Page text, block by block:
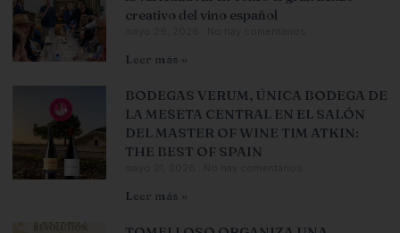
creativo del vino español
Leer más »
BODEGAS VERUM, ÚNICA BODEGA DE
LA MESETA CENTRAL EN EL SALÓN
DEL MASTER OF WINE TIM ATKIN:
THE BEST OF SPAIN
Leer más »